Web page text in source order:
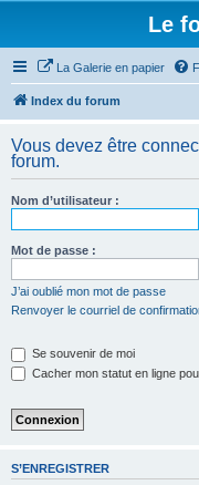
Le
La Galerie en papier
Index du forum
Vous devez être
forum.
Nom d’utilisateur :
Mot de passe :
J’ai oublié mon mot de passe
Renvoyer le courriel de
Se souvenir de moi
Cacher mon statut en ligne
S’ENREGISTRER